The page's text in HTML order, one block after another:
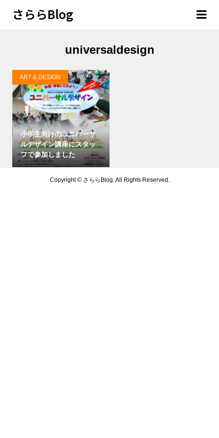
さららBlog
universaldesign
小学生向けのユニバーサ
ルデザイン講座にスタッ
フで参加しました
ART & DESIGN
Copyright ©さららBlog. All Rights Reserved.